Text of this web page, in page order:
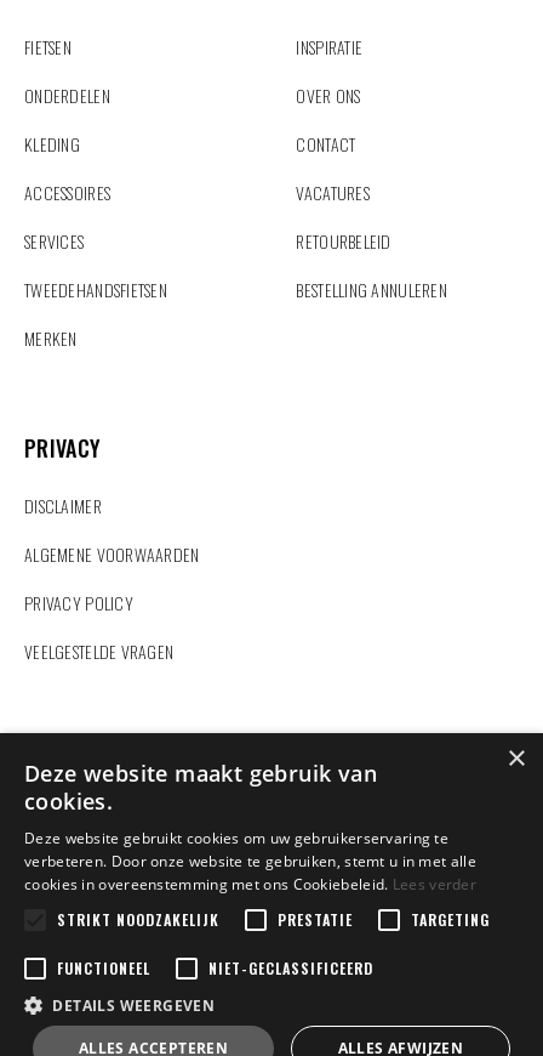
FIETSEN
ONDERDELEN
KLEDING
ACCESSOIRES
SERVICES
TWEEDEHANDSFIETSEN
MERKEN
INSPIRATIE
OVER ONS
CONTACT
VACATURES
RETOURBELEID
BESTELLING ANNULEREN
PRIVACY
DISCLAIMER
ALGEMENE VOORWAARDEN
PRIVACY POLICY
VEELGESTELDE VRAGEN
ZOEKEN
Vindt u hier niet wat u zoekt?
Contacteer onsen wij helpen u verder.
Copyright 2022 Dexters Sport | BE0458848602 | Design by
Jakobus.Corneel | Powered byTilroy
×
Deze website maakt gebruik van
cookies.
Deze website gebruikt cookies om uw gebruikerservaring te
verbeteren. Door onze website te gebruiken, stemt u in met alle
cookies in overeenstemming met ons Cookiebeleid. Lees verder
STRIKT NOODZAKELIJK
PRESTATIE TARGETING
FUNCTIONEEL
NIET-GECLASSIFICEERD
DETAILS WEERGEVEN
ALLES ACCEPTEREN ALLES AFWIJZEN